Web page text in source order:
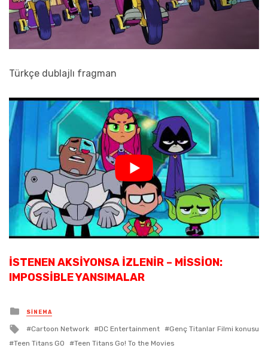
Türkçe dublajlı fragman
İSTENEN AKSIYONSA İZLENIR – MISSION:
IMPOSSIBLE YANSIMALAR
Posted
in
SINEMA
Tagged
with
Cartoon Network DC Entertainment
Genç Titanlar Filmi konusu
Teen Titans GO
Teen Titans Go! To the Movies